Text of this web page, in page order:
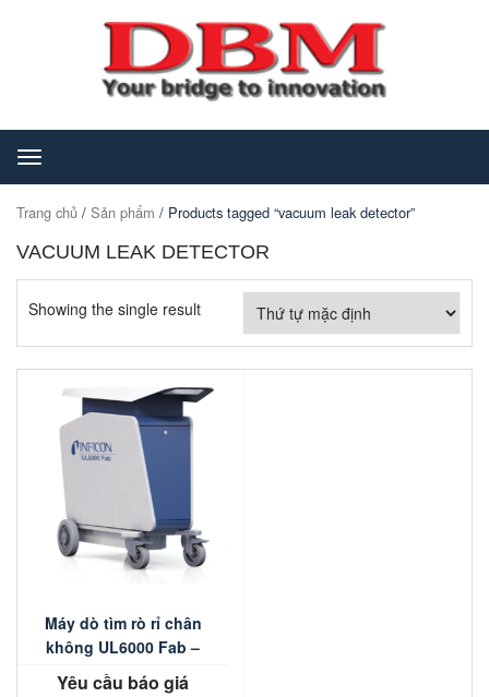
Toggle
navigation
Trang chủ / Sản phẩm / Products tagged “vacuum leak detector”
VACUUM LEAK DETECTOR
Showing the single result
Máy dò tìm rò rỉ chân
không UL6000 Fab –
INFICON
Yêu cầu báo giá